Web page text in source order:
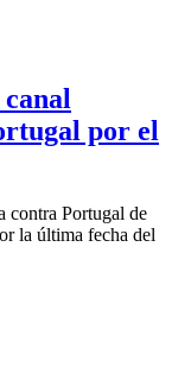
canal
por el
contra Portugal de
la última fecha del